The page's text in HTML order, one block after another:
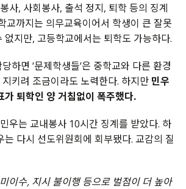
사, 사회봉사, 출석 정지, 퇴학 등의 징계
교까지는 의무교육이어서 학생이 큰 잘못
없지만, 고등학교에서는 퇴학도 가능하다.
하면 ‘문제학생들‘은 중학교와 다른 환경
키려 조금이라도 노력한다. 하지만 민우
가 퇴학인 양 거침없이 폭주했다.
우는 교내봉사 10시간 징계를 받았다. 하
는 다시 선도위원회에 회부됐다. 교감의 질
이수, 지시 불이행 등으로 벌점이 더 높아